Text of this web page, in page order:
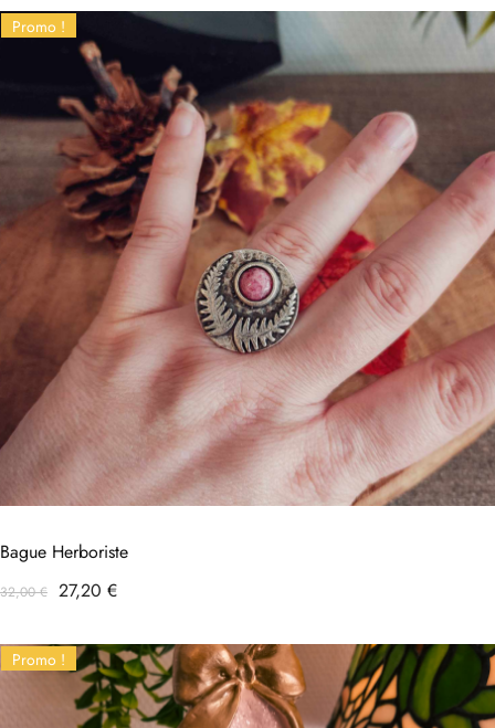
Promo !
Bague Herboriste
Prix
32,00 € Prix
27,20 €
Promo !